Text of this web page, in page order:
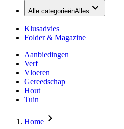
Alle categorieënAlles
Klusadvies
Folder & Magazine
Aanbiedingen
Verf
Vloeren
Gereedschap
Hout
Tuin
Home